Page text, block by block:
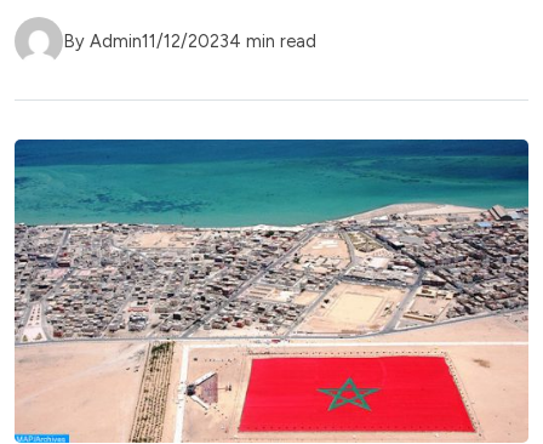
By Admin11/12/20234 min read